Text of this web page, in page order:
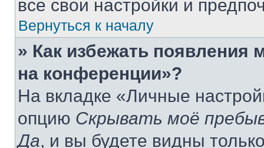
все свои настройки и
Вернуться к началу
» Как избежать появления
на конференции»?
На вкладке «Личные
опцию Скрывать моё
Да, и вы будете видны